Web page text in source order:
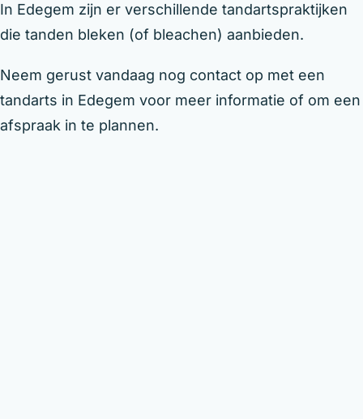
In Edegem zijn er verschillende tandartspraktijken
die tanden bleken (of bleachen) aanbieden.
Neem gerust vandaag nog contact op met een
tandarts in Edegem voor meer informatie of om een
afspraak in te plannen.